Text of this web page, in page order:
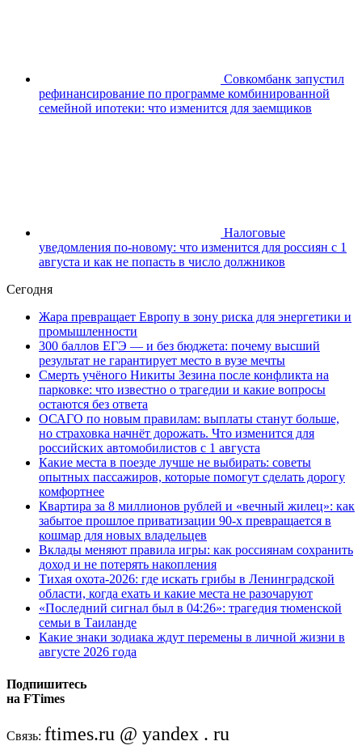
Совкомбанк запустил
рефинансирование по программе комбинированной
семейной ипотеки: что изменится для заемщиков
Налоговые
уведомления по-новому: что изменится для россиян с 1
августа и как не попасть в число должников
Сегодня
Жара превращает Европу в зону риска для энергетики и
промышленности
300 баллов ЕГЭ — и без бюджета: почему высший
результат не гарантирует место в вузе мечты
Смерть учёного Никиты Зезина после конфликта на
парковке: что известно о трагедии и какие вопросы
остаются без ответа
ОСАГО по новым правилам: выплаты станут больше,
но страховка начнёт дорожать. Что изменится для
российских автомобилистов с 1 августа
Какие места в поезде лучше не выбирать: советы
опытных пассажиров, которые помогут сделать дорогу
комфортнее
Квартира за 8 миллионов рублей и «вечный жилец»: как
забытое прошлое приватизации 90-х превращается в
кошмар для новых владельцев
Вклады меняют правила игры: как россиянам сохранить
доход и не потерять накопления
Тихая охота-2026: где искать грибы в Ленинградской
области, когда ехать и какие места не разочаруют
«Последний сигнал был в 04:26»: трагедия тюменской
семьи в Таиланде
Какие знаки зодиака ждут перемены в личной жизни в
августе 2026 года
Подпишитесь
на FTimes
Связь: ftimes.ru @ yandex . ru